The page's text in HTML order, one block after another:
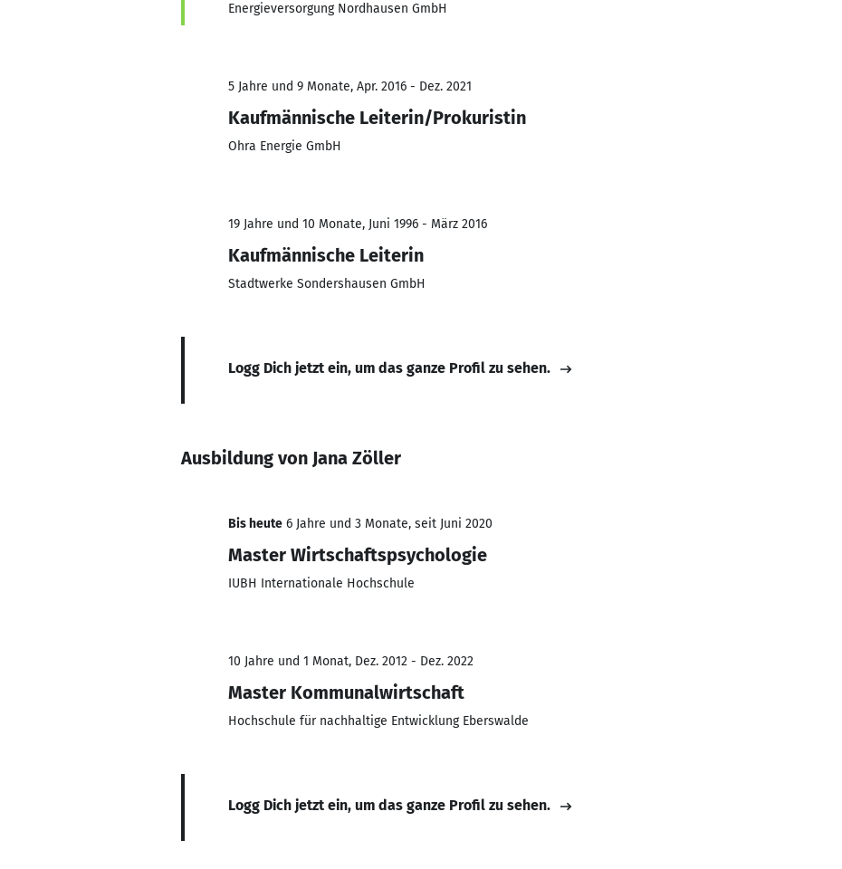
Energieversorgung Nordhausen GmbH
5 Jahre und 9 Monate, Apr. 2016 - Dez. 2021
Kaufmännische Leiterin/Prokuristin
Ohra Energie GmbH
19 Jahre und 10 Monate, Juni 1996 - März 2016
Kaufmännische Leiterin
Stadtwerke Sondershausen GmbH
Logg Dich jetzt ein, um das ganze Profil zu sehen.
Ausbildung von Jana Zöller
Bis heute 6 Jahre und 3 Monate, seit Juni 2020
Master Wirtschaftspsychologie
IUBH Internationale Hochschule
10 Jahre und 1 Monat, Dez. 2012 - Dez. 2022
Master Kommunalwirtschaft
Hochschule für nachhaltige Entwicklung Eberswalde
Logg Dich jetzt ein, um das ganze Profil zu sehen.